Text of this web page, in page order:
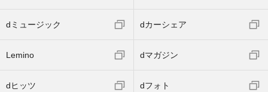
dミュージック dカーシェア
Lemino dマガジン
dヒッツ dフォト